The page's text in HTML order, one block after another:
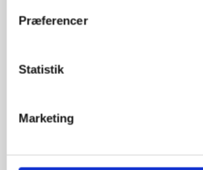
Præferencer
Statistik
Marketing